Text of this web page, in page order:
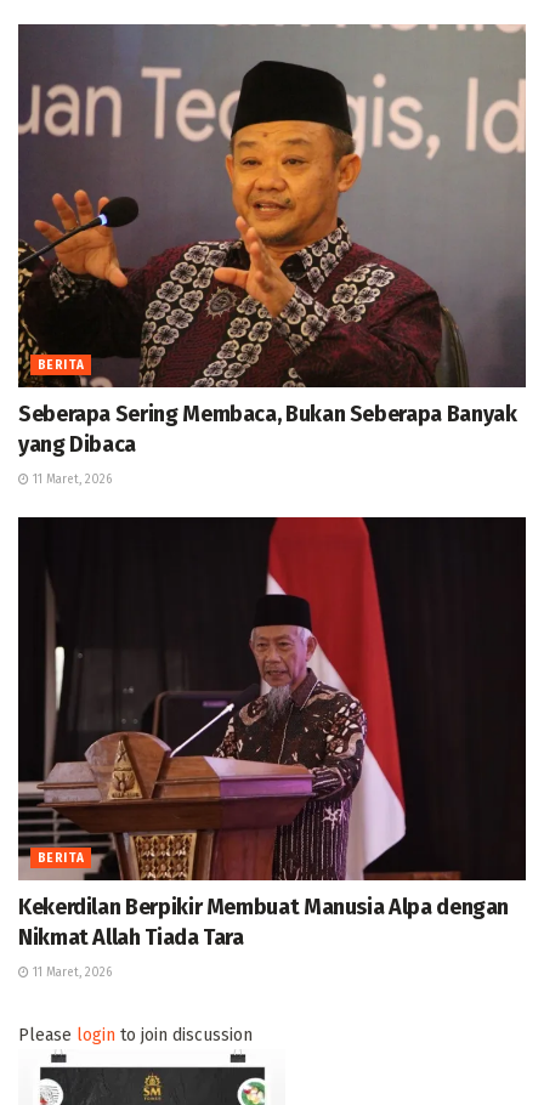
BERITA
Seberapa Sering Membaca, Bukan Seberapa Banyak
yang Dibaca
11 Maret, 2026
BERITA
Kekerdilan Berpikir Membuat Manusia Alpa dengan
Nikmat Allah Tiada Tara
11 Maret, 2026
Please login to join discussion